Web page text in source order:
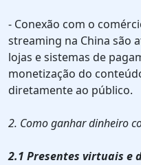
- Conexão com o
streaming na China são
lojas e sistemas de
monetização do
diretamente ao público.
2. Como ganhar dinheiro
2.1 Presentes virtuais e